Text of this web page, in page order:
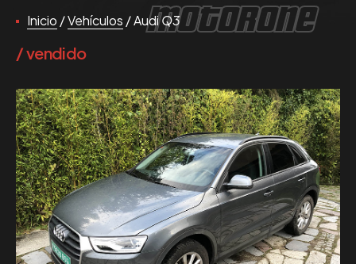
Inicio /Vehículos /AudiQ3
MotorOne
vendido